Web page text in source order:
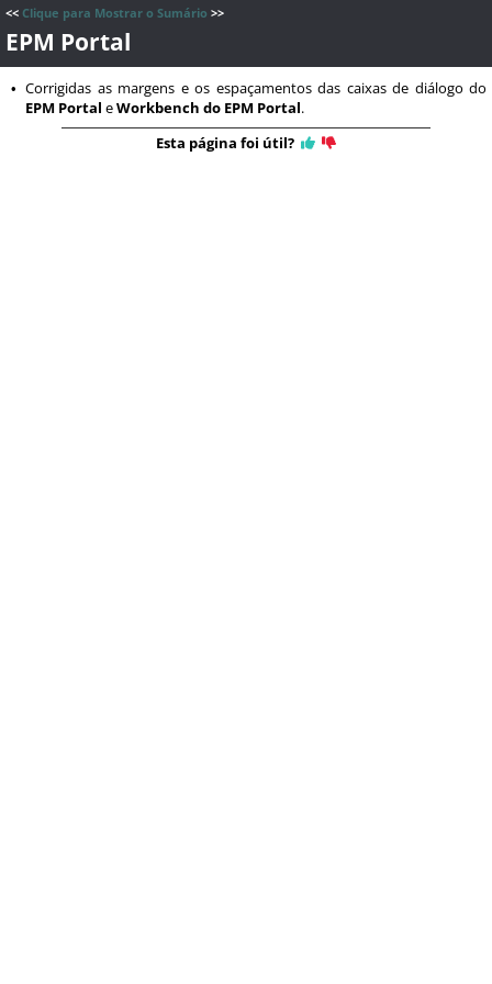
<< Clique para Mostrar o Sumário >>
EPM Portal
• Corrigidas as margens e os espaçamentos das caixas de diálogo do
EPM Portal eWorkbench do EPM Portal.
Esta página foi útil?